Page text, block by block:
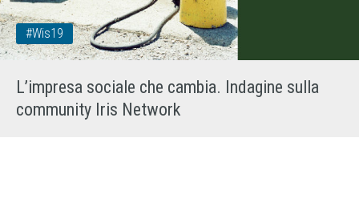
#wis19
L’impresa sociale che cambia. Indagine sulla
community Iris Network